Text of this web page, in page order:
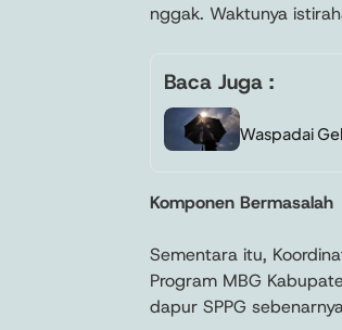
nggak. Waktunya
Baca Juga :
Waspadai
Komponen Bermasalah
Sementara itu,
Program MBG
dapur SPPG